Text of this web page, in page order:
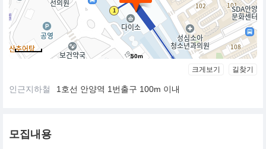
50m
크게보기 길찾기
인근지하철 1호선 안양역 1번출구 100m 이내
모집내용